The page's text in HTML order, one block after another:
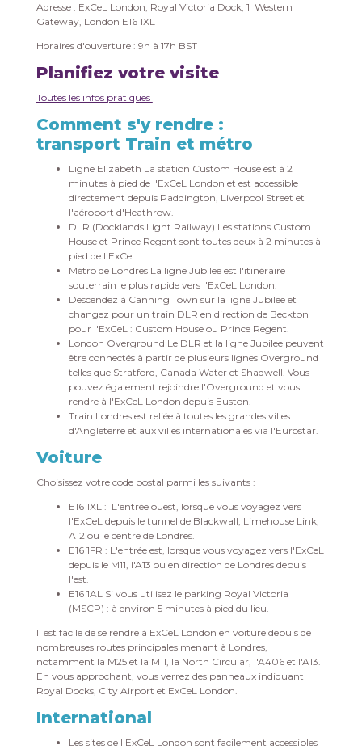
Adresse : ExCeL London, Royal Victoria Dock, 1 Western
Gateway, London E16 1XL
Horaires d'ouverture : 9h à 17h BST
Planifiez votre visite
Toutes les infos pratiques
Comment s'y rendre :
transport Train et métro
Ligne Elizabeth La station Custom House est à 2
minutes à pied de l'ExCeL London et est accessible
directement depuis Paddington, Liverpool Street et
l'aéroport d'Heathrow.
DLR (Docklands Light Railway) Les stations Custom
House et Prince Regent sont toutes deux à 2 minutes à
pied de l'ExCeL.
Métro de Londres La ligne Jubilee est l'itinéraire
souterrain le plus rapide vers l'ExCeL London.
Descendez à Canning Town sur la ligne Jubilee et
changez pour un train DLR en direction de Beckton
pour l'ExCeL : Custom House ou Prince Regent.
London Overground Le DLR et la ligne Jubilee peuvent
être connectés à partir de plusieurs lignes Overground
telles que Stratford, Canada Water et Shadwell. Vous
pouvez également rejoindre l'Overground et vous
rendre à l'ExCeL London depuis Euston.
Train Londres est reliée à toutes les grandes villes
d'Angleterre et aux villes internationales via l'Eurostar.
Voiture
Choisissez votre code postal parmi les suivants :
E16 1XL : L'entrée ouest, lorsque vous voyagez vers
l'ExCeL depuis le tunnel de Blackwall, Limehouse Link,
A12 ou le centre de Londres.
E16 1FR : L'entrée est, lorsque vous voyagez vers l'ExCeL
depuis le M11, l'A13 ou en direction de Londres depuis
l'est.
E16 1AL Si vous utilisez le parking Royal Victoria
(MSCP) : à environ 5 minutes à pied du lieu.
Il est facile de se rendre à ExCeL London en voiture depuis de
nombreuses routes principales menant à Londres,
notamment la M25 et la M11, la North Circular, l'A406 et l'A13.
En vous approchant, vous verrez des panneaux indiquant
Royal Docks, City Airport et ExCeL London.
International
Les sites de l'ExCeL London sont facilement accessibles